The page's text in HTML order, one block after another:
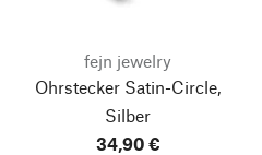
fejn jewelry
Ohrstecker Satin-Circle,
Silber
34,90 €